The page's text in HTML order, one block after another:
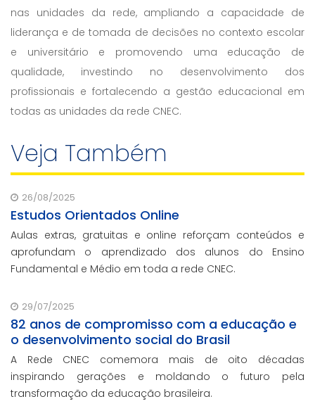
nas unidades da rede, ampliando a capacidade de
liderança e de tomada de decisões no contexto escolar
e universitário e promovendo uma educação de
qualidade, investindo no desenvolvimento dos
profissionais e fortalecendo a gestão educacional em
todas as unidades da rede CNEC.
Veja Também
26/08/2025
Estudos Orientados Online
Aulas extras, gratuitas e online reforçam conteúdos e
aprofundam o aprendizado dos alunos do Ensino
Fundamental e Médio em toda a rede CNEC.
29/07/2025
82 anos de compromisso com a educação e
o desenvolvimento social do Brasil
A Rede CNEC comemora mais de oito décadas
inspirando gerações e moldando o futuro pela
transformação da educação brasileira.